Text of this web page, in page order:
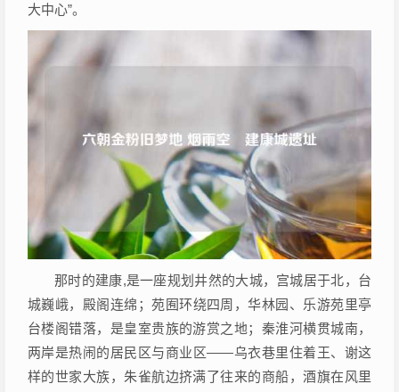
大中心”。
那时的建康,是一座规划井然的大城，宫城居于北，台
城巍峨，殿阁连绵；苑囿环绕四周，华林园、乐游苑里亭
台楼阁错落，是皇室贵族的游赏之地；秦淮河横贯城南，
两岸是热闹的居民区与商业区——乌衣巷里住着王、谢这
样的世家大族，朱雀航边挤满了往来的商船，酒旗在风里